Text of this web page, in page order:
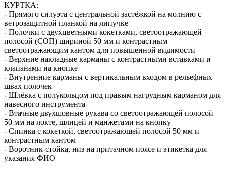
КУРТКА:
- Прямого силуэта с центральной застёжкой на молнию с
ветрозащитной планкой на липучке
- Полочки с двухцветными кокетками, светоотражающей
полосой (СОП) шириной 50 мм и контрастным
светоотражающим кантом для повышенной видимости
- Верхние накладные карманы с контрастными вставками и
клапанами на кнопке
- Внутренние карманы с вертикальным входом в рельефных
швах полочек
- Шлёвка с полукольцом под правым нагрудным карманом для
навесного инструмента
- Втачные двухшовные рукава со светоотражающей полосой
50 мм на локте, шлицей и манжетами на кнопку
- Спинка с кокеткой, светоотражающей полосой 50 мм и
контрастным кантом
- Воротник-стойка, низ на притачном поясе и этикетка для
указания ФИО